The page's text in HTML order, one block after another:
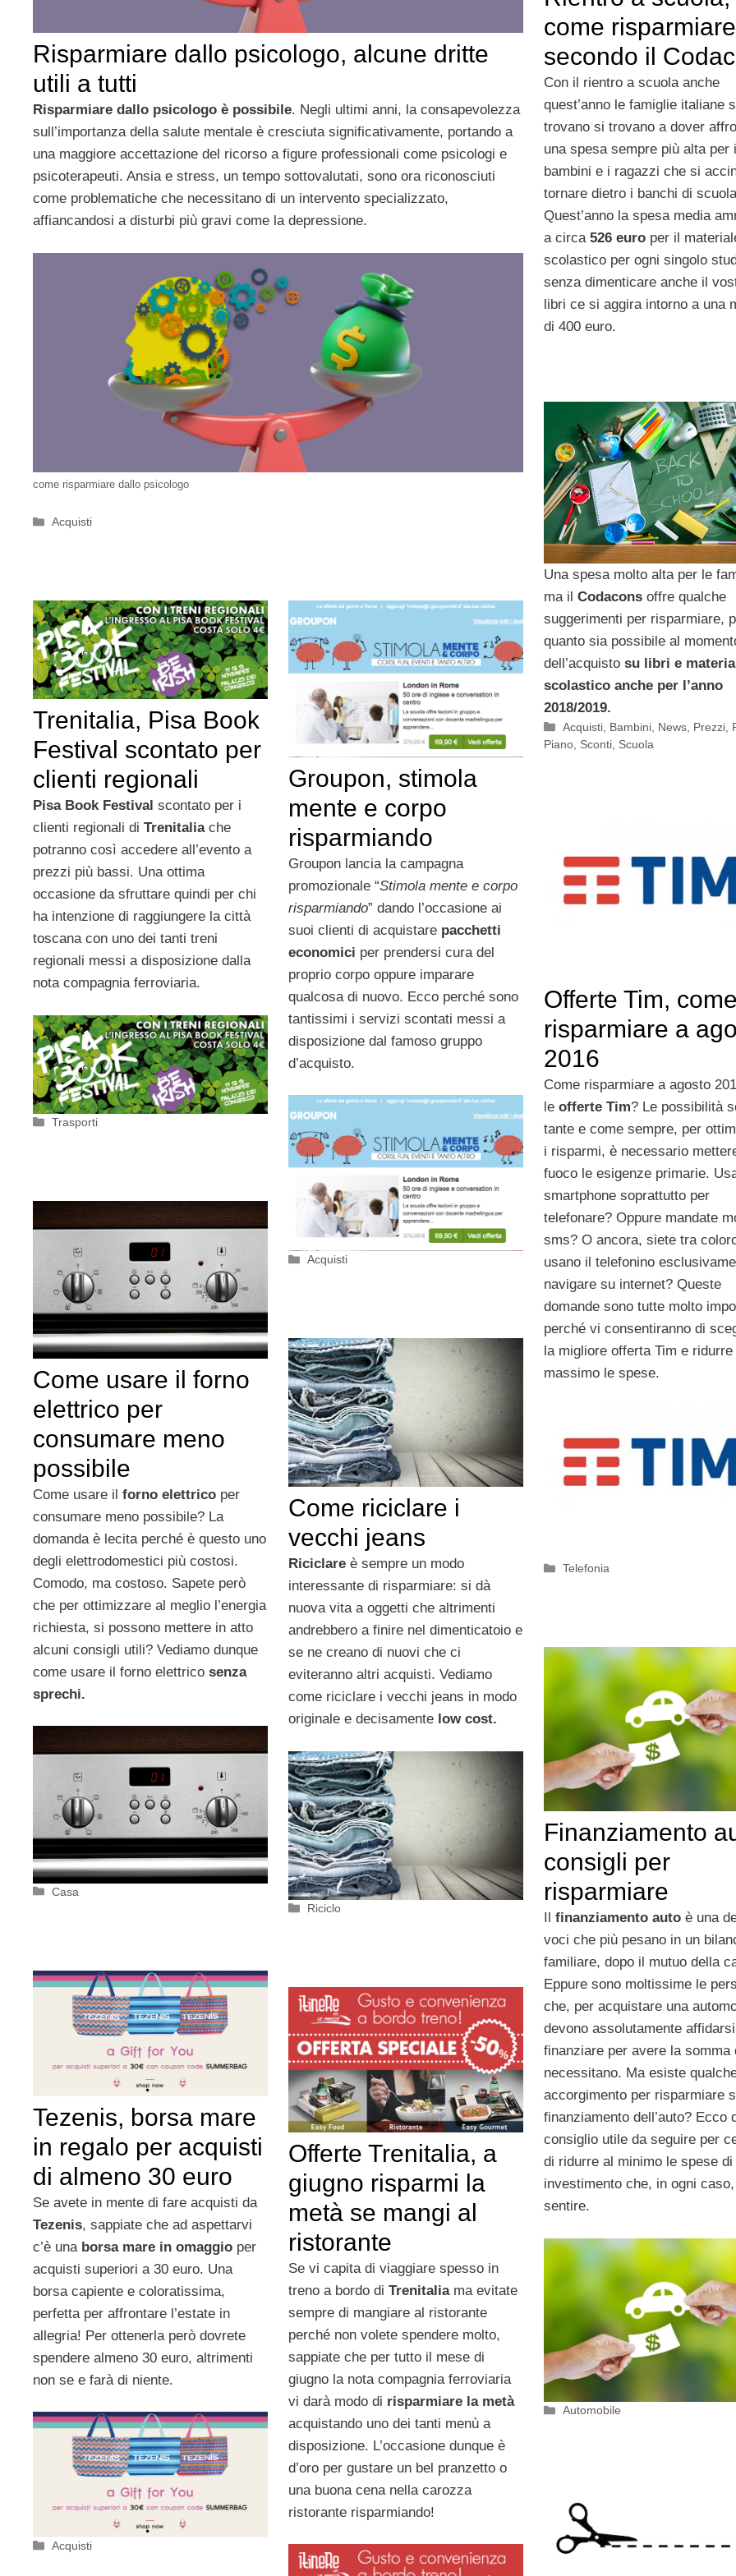
Risparmiare dallo psicologo, alcune dritte
utili a tutti
Risparmiare dallo psicologo è possibile. Negli ultimi anni, la consapevolezza
sull’importanza della salute mentale è cresciuta significativamente, portando a
una maggiore accettazione del ricorso a figure professionali come psicologi e
psicoterapeuti. Ansia e stress, un tempo sottovalutati, sono ora riconosciuti
come problematiche che necessitano di un intervento specializzato,
affiancandosi a disturbi più gravi come la depressione.
come risparmiare dallo psicologo
Categorie
Acquisti
come risparmiare
secondo il
Con il rientro a scuola anche
quest’anno le famiglie italiane
trovano si trovano a dover
una spesa sempre più alta per i
bambini e i ragazzi che si
tornare dietro i banchi di
Quest’anno la spesa media
a circa 526 europer il
scolastico per ogni singolo
senza dimenticare anche il
libri ce si aggira intorno a una
di 400 euro.
Una spesa molto alta per le
ma il Codaconsoffre qualche
suggerimenti per risparmiare,
quanto sia possibile al
dell’acquisto su libri e
scolastico anche per l’anno
2018/2019.
Categorie
Acquisti Bambini News Prezzi
Piano, Sconti, Scuola
Trenitalia, Pisa Book
Festival scontato per
clienti regionali
Pisa Book Festival scontato per i
clienti regionali di Trenitaliache
potranno così accedere all’evento a
prezzi più bassi. Una ottima
occasione da sfruttare quindi per chi
ha intenzione di raggiungere la città
toscana con uno dei tanti treni
regionali messi a disposizione dalla
nota compagnia ferroviaria.
Categorie
Trasporti
Groupon, stimola
mente e corpo
risparmiando
Groupon lancia la campagna
promozionale “Stimola mente e corpo
risparmiando” dando l’occasione ai
suoi clienti di acquistare pacchetti
economici per prendersi cura del
proprio corpo oppure imparare
qualcosa di nuovo. Ecco perché sono
tantissimi i servizi scontati messi a
disposizione dal famoso gruppo
d’acquisto.
Categorie
Acquisti
Offerte Tim,
risparmiare a
2016
Come risparmiare a agosto
leofferte Tim? Le possibilità
tante e come sempre, per
i risparmi, è necessario
fuoco le esigenze primarie.
smartphone soprattutto per
telefonare? Oppure mandate
sms? O ancora, siete tra
usano il telefonino
navigare su internet? Queste
domande sono tutte molto
perché vi consentiranno di
la migliore offerta Tim e ridurre
massimo le spese.
Categorie
Telefonia
Come usare il forno
elettrico per
consumare meno
possibile
Come usare il forno elettrico per
consumare meno possibile? La
domanda è lecita perché è questo uno
degli elettrodomestici più costosi.
Comodo, ma costoso. Sapete però
che per ottimizzare al meglio l’energia
richiesta, si possono mettere in atto
alcuni consigli utili? Vediamo dunque
come usare il forno elettrico senza
sprechi.
Categorie
Casa
Come riciclare i
vecchi jeans
Riciclareè sempre un modo
interessante di risparmiare: si dà
nuova vita a oggetti che altrimenti
andrebbero a finire nel dimenticatoio e
se ne creano di nuovi che ci
eviteranno altri acquisti. Vediamo
come riciclare i vecchi jeans in modo
originale e decisamente low cost.
Categorie
Riciclo
Finanziamento
consigli per
risparmiare
Il finanziamento autoè una
voci che più pesano in un
familiare, dopo il mutuo della
Eppure sono moltissime le
che, per acquistare una
devono assolutamente
finanziare per avere la somma
necessitano. Ma esiste
accorgimento per risparmiare
finanziamento dell’auto? Ecco
consiglio utile da seguire per
di ridurre al minimo le spese di
investimento che, in ogni
sentire.
Categorie
Automobile
Tezenis, borsa mare
in regalo per acquisti
di almeno 30 euro
Se avete in mente di fare acquisti da
Tezenis, sappiate che ad aspettarvi
c’è una borsa mare in omaggio per
acquisti superiori a 30 euro. Una
borsa capiente e coloratissima,
perfetta per affrontare l’estate in
allegria! Per ottenerla però dovrete
spendere almeno 30 euro, altrimenti
non se e farà di niente.
Categorie
Acquisti
Offerte Trenitalia, a
giugno risparmi la
metà se mangi al
ristorante
Se vi capita di viaggiare spesso in
treno a bordo di Trenitaliama evitate
sempre di mangiare al ristorante
perché non volete spendere molto,
sappiate che per tutto il mese di
giugno la nota compagnia ferroviaria
vi darà modo di risparmiare la metà
acquistando uno dei tanti menù a
disposizione. L’occasione dunque è
d’oro per gustare un bel pranzetto o
una buona cena nella carozza
ristorante risparmiando!